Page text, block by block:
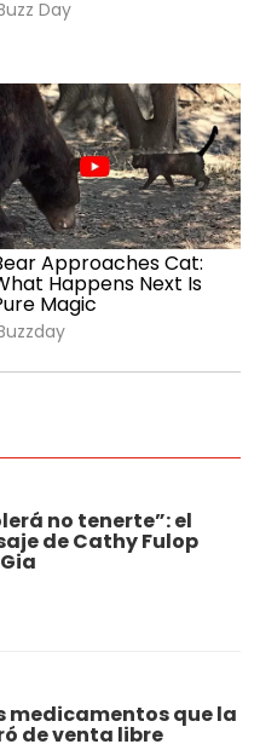
no tenerte”: el
de Cathy Fulop
medicamentos que la
de venta libre